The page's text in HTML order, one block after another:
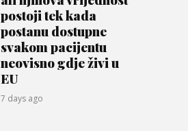
postoji tek kada
postanu dostupne
svakom pacijentu
neovisno gdje živi u
EU
7 days ago